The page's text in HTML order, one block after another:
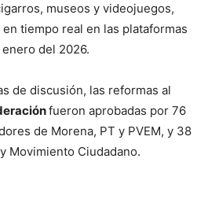
museos y videojuegos,
tiempo real en las plataformas
del 2026.
de discusión, las reformas al
fueron aprobadas por 76
de Morena, PT y PVEM, y 38
Movimiento Ciudadano.